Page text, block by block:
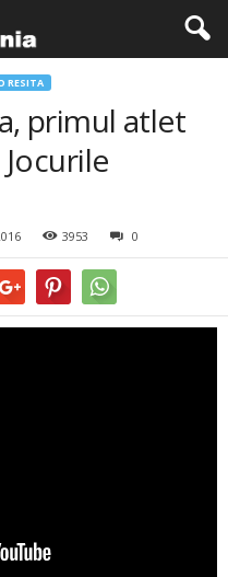
RESITA
primul atlet
3953 0